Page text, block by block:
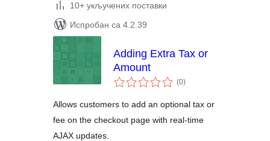
10+ укључених поставки
Испробан са 4.2.39
Adding Extra Tax or
Amount
(0укупних
оцена
)
Allows customers to add an optional tax or
fee on the checkout page with real-time
AJAX updates.